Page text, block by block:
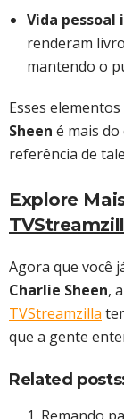
Vida pessoal
renderam
mantendo o
Esses
Sheen é mais
referência de
Explore
Agora que você
Charlie Sheen,
TVStreamzilla
que a gente
Related